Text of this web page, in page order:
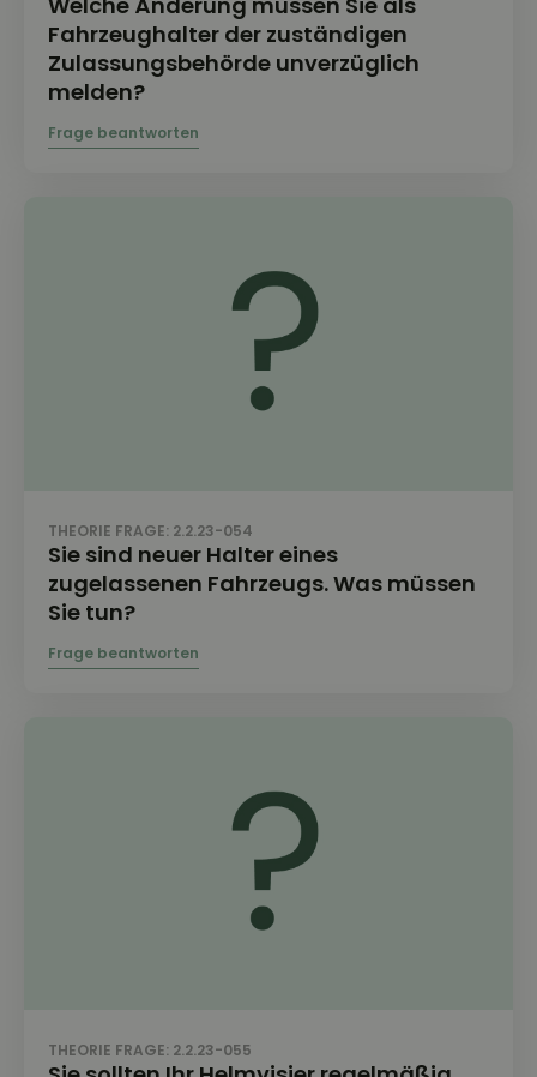
Fahrzeughalter der zuständigen
Zulassungsbehörde unverzüglich
melden?
THEORIE FRAGE: 2.2.23-054
Sie sind neuer Halter eines
zugelassenen Fahrzeugs. Was müssen
Sie tun?
THEORIE FRAGE: 2.2.23-055